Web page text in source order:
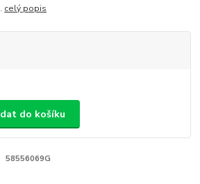
celý popis
do košíku
58556069G